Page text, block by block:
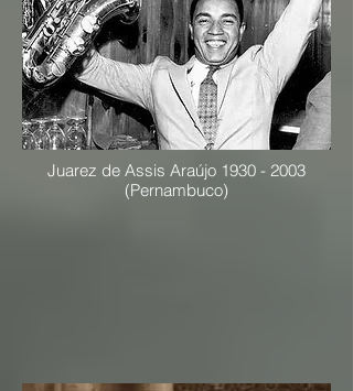
Juarez de Assis Araújo 1930 - 2003
(Pernambuco)